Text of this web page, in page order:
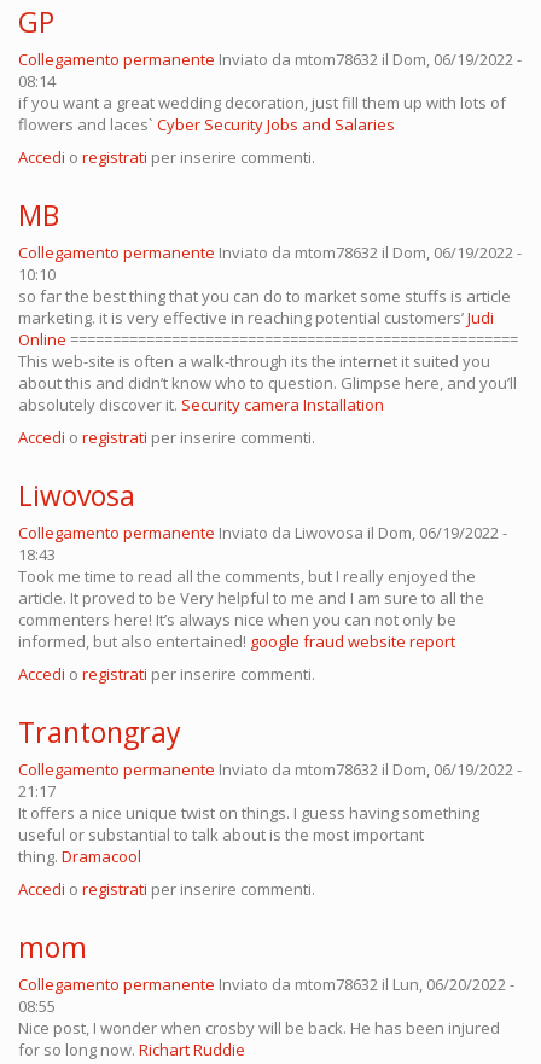
GP
Collegamento permanente Inviato da mtom78632 il Dom, 06/19/2022 -
08:14
if you want a great wedding decoration, just fill them up with lots of
flowers and laces` Cyber Security Jobs and Salaries
Accedi o registrati per inserire commenti.
MB
Collegamento permanente Inviato da mtom78632 il Dom, 06/19/2022 -
10:10
so far the best thing that you can do to market some stuffs is article
marketing. it is very effective in reaching potential customers’Judi
Online =====================================================
This web-site is often a walk-through its the internet it suited you
about this and didn’t know who to question. Glimpse here, and you’ll
absolutely discover it. Security camera Installation
Accedi o registrati per inserire commenti.
Liwovosa
Collegamento permanente Inviato da Liwovosa il Dom, 06/19/2022 -
18:43
Took me time to read all the comments, but I really enjoyed the
article. It proved to be Very helpful to me and I am sure to all the
commenters here! It’s always nice when you can not only be
informed, but also entertained! google fraud website report
Accedi o registrati per inserire commenti.
Trantongray
Collegamento permanente Inviato da mtom78632 il Dom, 06/19/2022 -
21:17
It offers a nice unique twist on things. I guess having something
useful or substantial to talk about is the most important
thing. Dramacool
Accedi o registrati per inserire commenti.
mom
Collegamento permanente Inviato da mtom78632 il Lun, 06/20/2022 -
08:55
Nice post, I wonder when crosby will be back. He has been injured
for so long now. Richart Ruddie